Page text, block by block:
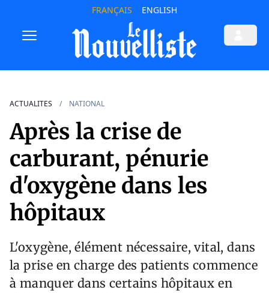
FRANÇAIS ENGLISH
ACTUALITES NATIONAL
Après la crise de
carburant, pénurie
d'oxygène dans les
hôpitaux
L'oxygène, élément nécessaire, vital, dans
la prise en charge des patients commence
à manquer dans certains hôpitaux en